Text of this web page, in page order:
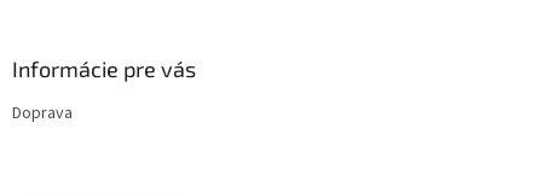
Informácie pre vás
Doprava